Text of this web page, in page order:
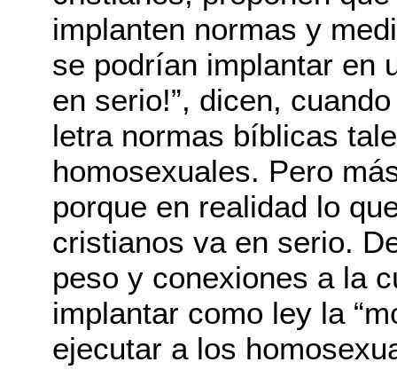
implanten normas y
se podrían implantar en
en serio!”, dicen,
letra normas bíblicas
homosexuales. Pero
porque en realidad lo
cristianos va en serio.
peso y conexiones a la
implantar como ley la
ejecutar a los